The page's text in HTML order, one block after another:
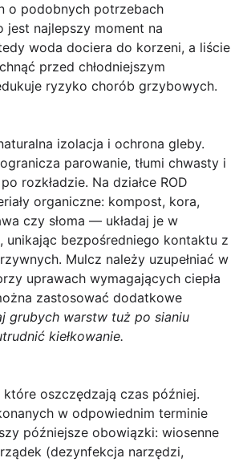
o podobnych potrzebach
jest najlepszy moment na
woda dociera do korzeni, a liście
przed chłodniejszym
ryzyko chorób grzybowych.
izolacja i ochrona gleby.
parowanie, tłumi chwasty i
rozkładzie. Na działce ROD
organiczne: kompost, kora,
czy słoma — układaj je w
unikając bezpośredniego kontaktu z
Mulcz należy uzupełniać w
uprawach wymagających ciepła
zastosować dodatkowe
grubych warstw tuż po sianiu
kiełkowanie.
które oszczędzają czas później.
w odpowiednim terminie
późniejsze obowiązki: wiosenne
(dezynfekcja narzędzi,